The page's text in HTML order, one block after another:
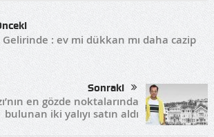
Gelirinde : ev mi dükkan mı daha cazip
Sonraki
en gözde noktalarında
bulunan iki yalıyı satın aldı